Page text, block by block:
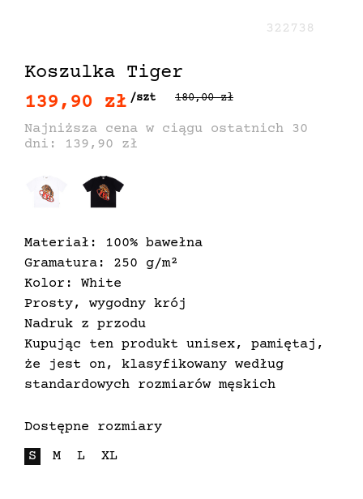
Koszulka Tiger
322738
139,90 zł /szt 180,00 zł
Najniższa cena w ciągu ostatnich 30
dni: 139,90 zł
Materiał: 100% bawełna
Gramatura: 250 g/m²
Kolor: White
Prosty, wygodny krój
Nadruk z przodu
Kupując ten produkt unisex, pamiętaj,
że jest on, klasyfikowany według
standardowych rozmiarów męskich
Dostępne rozmiary
S
M L XL